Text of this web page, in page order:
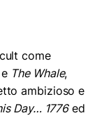
come
The Whale,
ambizioso e
Day… 1776ed